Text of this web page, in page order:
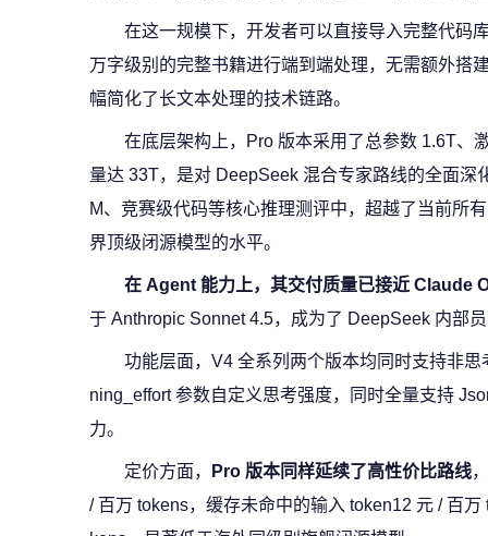
在这一规模下，开发者可以直接导入完整代码
万字级别的完整书籍进行端到端处理，无需额外搭
幅简化了长文本处理的技术链路。
在底层架构上，Pro 版本采用了总参数 1.6T、
量达 33T，是对 DeepSeek 混合专家路线的全面
M、竞赛级代码等核心推理测评中，超越了当前所
界顶级闭源模型的水平。
在 Agent 能力上，其交付质量已接近 Claude
于 Anthropic Sonnet 4.5，成为了 DeepSeek 内部
功能层面，V4 全系列两个版本均同时支持非
ning_effort 参数自定义思考强度，同时全量支持
力。
定价方面， Pro 版本同样延续了高性价比路线
/ 百万 tokens，缓存未命中的输入 token12 元 / 百